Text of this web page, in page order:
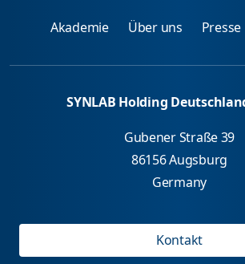
Akademie Über uns Presse
SYNLAB Holding
Gubener Straße 39
86156 Augsburg
Germany
Kontakt